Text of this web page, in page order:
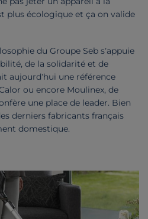
plus écologique et ça on valide
du Groupe Seb s’appuie
de la solidarité et de
aujourd’hui une référence
ou encore Moulinex, de
une place de leader. Bien
derniers fabricants français
domestique.